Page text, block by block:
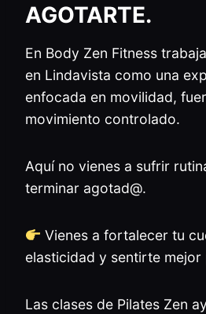
AGOTARTE.
En Body Zen Fitness
en Lindavista como una
enfocada en movilidad,
movimiento controlado.
Aquí no vienes a sufrir
terminar agotad@.
Vienes a fortalecer tu
elasticidad y sentirte
Las clases de Pilates Zen